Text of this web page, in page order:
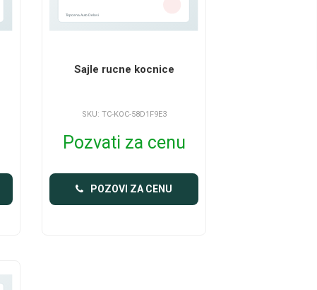
Sajle rucne kocnice
SKU: TC-KOC-58D1F9E3
Pozvati za cenu
POZOVI ZA CENU